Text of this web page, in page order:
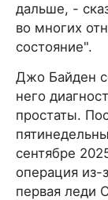
дальше, -
во многих
состояние".
Джо Байден
него
простаты.
сентябре
операция
первая леди